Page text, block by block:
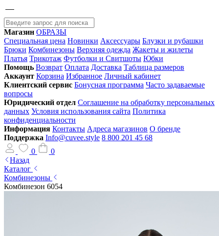
Магазин ОБРАЗЫ
Специальная цена Новинки Аксессуары Блузки и рубашки
Брюки Комбинезоны Верхняя одежда Жакеты и жилеты
Платья Трикотаж Футболки и Свитшоты Юбки
Помощь Возврат Оплата Доставка Таблица размеров
Аккаунт Корзина Избранное Личный кабинет
Клиентский сервис Бонусная программа Часто задаваемые
вопросы
Юридический отдел Соглашение на обработку персональных
данных Условия использования сайта Политика
конфиденциальности
Информация Контакты Адреса магазинов О бренде
Поддержка Info@cuvee.style 8 800 201 45 68
0
0
Назад
Каталог
Комбинезоны
Комбинезон 6054